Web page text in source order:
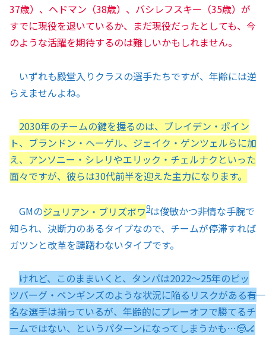
37歳）、ヘドマン（38歳）、バシレフスキー（35歳）が
すでに現役を退いているか、まだ現役だったとしても、今
のような活躍を期待するのは難しいかもしれません。
いずれも殿堂入りクラスの選手たちですが、年齢には逆
らえませんよね。
2030年のチームの鍵を握るのは、ブレイデン・ポイン
ト、ブランドン・ヘーゲル、ジェイク・ゲンツェルらに加
え、アンソニー・シレリやエリック・チェルナクといった
面々ですが、彼らは30代前半を迎えた主力になります。
GMのジュリアン・ブリズボワ9は俊敏かつ非情な手腕で
知られ、決断力のあるタイプなので、チームが停滞すれば
ガツンと改革を躊躇わないタイプです。
けれど、このままいくと、タンパは2022〜25年のピッ
ツバーグ・ペンギンズのような状況に陥るリスクがある――有
名な選手は揃っているが、年齢的にプレーオフで勝てるチ
ームではない、というパターンになってしまうかも…🧓🏒